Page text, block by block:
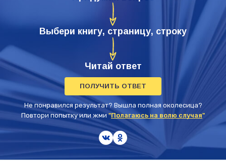
Выбери книгу, страницу, строку
Читай ответ
ПОЛУЧИТЬ ОТВЕТ
Не понравился результат? Вышла полная околесица?
Повтори попытку или жми"Полагаюсь на волю случая"